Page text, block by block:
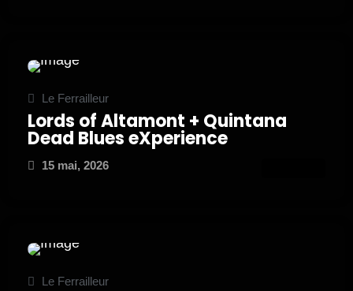
Le Ferrailleur
Lords of Altamont + Quintana
Dead Blues eXperience
15 mai, 2026
Le Ferrailleur